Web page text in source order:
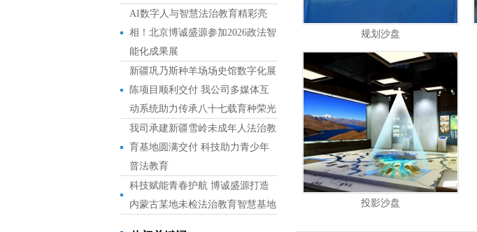
AI数字人与智慧法治教育精彩亮
相！北京博诚盛源参加2026政法智
能化成果展
新疆巩乃斯种羊场场史馆数字化展
陈项目顺利交付 我公司多媒体互
动系统助力传承八十七载育种荣光
我司承建新疆雪岭未成年人法治教
育基地圆满交付 科技助力青少年
普法教育
科技赋能青春护航 博诚盛源打造
内蒙古某地未检法治教育智慧基地
规划沙盘
投影沙盘